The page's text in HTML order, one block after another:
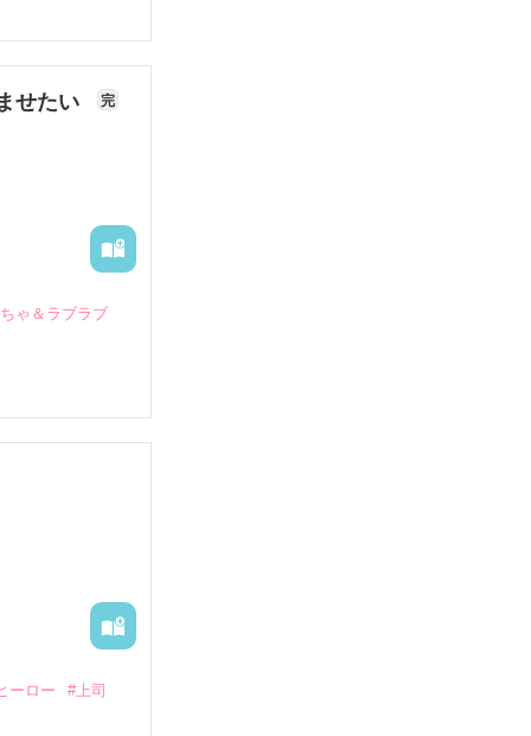
せたい 完
ゃ＆ラブラブ
閥御曹司に
影恭司その
れた上、二
ーロー #上司